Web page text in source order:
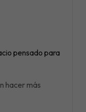
pensado para
hacer más